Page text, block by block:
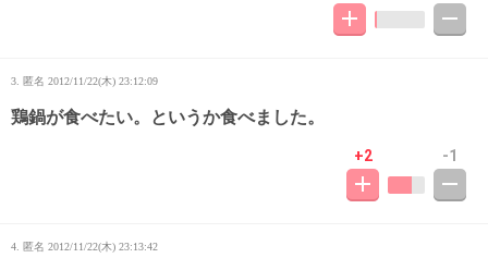
3. 匿名 2012/11/22(木) 23:12:09
鶏鍋が食べたい。というか食べました。
+2 -1
4. 匿名 2012/11/22(木) 23:13:42